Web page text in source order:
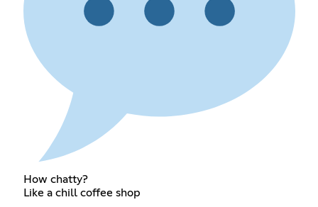
How chatty?
Like a chill coffee shop